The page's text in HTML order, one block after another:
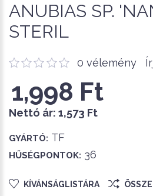
ANUBIAS SP.
STERIL
0 vélemény
1,998 Ft
Nettó ár: 1,573 Ft
GYÁRTÓ: TF
HŰSÉGPONTOK: 36
KÍVÁNSÁGLISTÁRA